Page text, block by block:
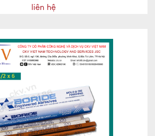
liên hệ